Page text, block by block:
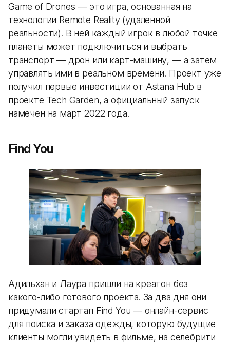
Game of Drones — это игра, основанная на
технологии Remote Reality (удаленной
реальности). В ней каждый игрок в любой точке
планеты может подключиться и выбрать
транспорт — дрон или карт-машину, — а затем
управлять ими в реальном времени. Проект уже
получил первые инвестиции от Astana Hub в
проекте Tech Garden, а официальный запуск
намечен на март 2022 года.
Find You
Адильхан и Лаура пришли на креатон без
какого-либо готового проекта. За два дня они
придумали стартап Find You — онлайн-сервис
для поиска и заказа одежды, которую будущие
клиенты могли увидеть в фильме, на селебрити